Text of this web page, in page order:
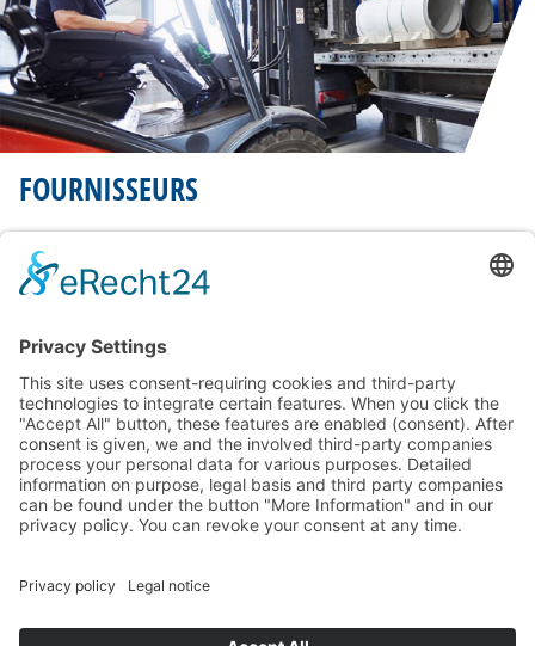
FOURNISSEURS
Nous achetons notre acier auprès de différents fournisseurs internationaux dont
la qualité, la durabilité et la fiabilité sont aussi importantes que les nôtres.
EN SAVOIR PLUS
GENERAL TERMS
PROTECTION DES DONNÉES